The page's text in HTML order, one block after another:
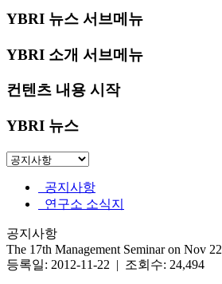
YBRI 뉴스 서브메뉴
YBRI 소개 서브메뉴
컨텐츠 내용 시작
YBRI 뉴스
공지사항
연구소 소식지
공지사항
The 17th Management Seminar on Nov 22
등록일: 2012-11-22 | 조회수: 24,494